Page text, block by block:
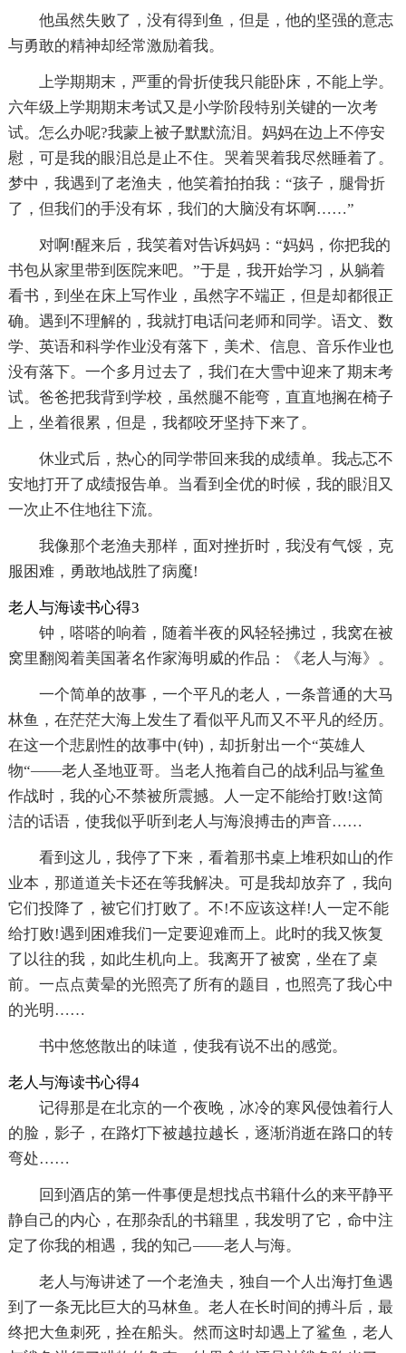
他虽然失败了，没有得到鱼，但是，他的坚强的意志
与勇敢的精神却经常激励着我。
上学期期末，严重的骨折使我只能卧床，不能上学。
六年级上学期期末考试又是小学阶段特别关键的一次考
试。怎么办呢?我蒙上被子默默流泪。妈妈在边上不停安
慰，可是我的眼泪总是止不住。哭着哭着我尽然睡着了。
梦中，我遇到了老渔夫，他笑着拍拍我：“孩子，腿骨折
了，但我们的手没有坏，我们的大脑没有坏啊……”
对啊!醒来后，我笑着对告诉妈妈：“妈妈，你把我的
书包从家里带到医院来吧。”于是，我开始学习，从躺着
看书，到坐在床上写作业，虽然字不端正，但是却都很正
确。遇到不理解的，我就打电话问老师和同学。语文、数
学、英语和科学作业没有落下，美术、信息、音乐作业也
没有落下。一个多月过去了，我们在大雪中迎来了期末考
试。爸爸把我背到学校，虽然腿不能弯，直直地搁在椅子
上，坐着很累，但是，我都咬牙坚持下来了。
休业式后，热心的同学带回来我的成绩单。我忐忑不
安地打开了成绩报告单。当看到全优的时候，我的眼泪又
一次止不住地往下流。
我像那个老渔夫那样，面对挫折时，我没有气馁，克
服困难，勇敢地战胜了病魔!
老人与海读书心得3
钟，嗒嗒的响着，随着半夜的风轻轻拂过，我窝在被
窝里翻阅着美国著名作家海明威的作品：《老人与海》。
一个简单的故事，一个平凡的老人，一条普通的大马
林鱼，在茫茫大海上发生了看似平凡而又不平凡的经历。
在这一个悲剧性的故事中(钟)，却折射出一个“英雄人
物“——老人圣地亚哥。当老人拖着自己的战利品与鲨鱼
作战时，我的心不禁被所震撼。人一定不能给打败!这简
洁的话语，使我似乎听到老人与海浪搏击的声音……
看到这儿，我停了下来，看着那书桌上堆积如山的作
业本，那道道关卡还在等我解决。可是我却放弃了，我向
它们投降了，被它们打败了。不!不应该这样!人一定不能
给打败!遇到困难我们一定要迎难而上。此时的我又恢复
了以往的我，如此生机向上。我离开了被窝，坐在了桌
前。一点点黄晕的光照亮了所有的题目，也照亮了我心中
的光明……
书中悠悠散出的味道，使我有说不出的感觉。
老人与海读书心得4
记得那是在北京的一个夜晚，冰冷的寒风侵蚀着行人
的脸，影子，在路灯下被越拉越长，逐渐消逝在路口的转
弯处……
回到酒店的第一件事便是想找点书籍什么的来平静平
静自己的内心，在那杂乱的书籍里，我发明了它，命中注
定了你我的相遇，我的知己――老人与海。
老人与海讲述了一个老渔夫，独自一个人出海打鱼遇
到了一条无比巨大的马林鱼。老人在长时间的搏斗后，最
终把大鱼刺死，拴在船头。然而这时却遇上了鲨鱼，老人